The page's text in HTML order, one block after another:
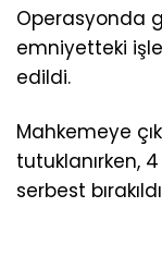
Operasyonda
emniyetteki
edildi.
Mahkemeye
tutuklanırken,
serbest